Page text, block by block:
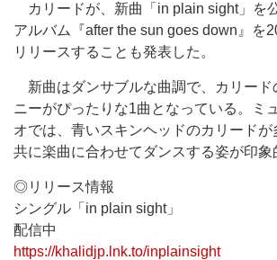
カリードが、新曲「in plain sight」を
アルバム『after the sun goes down』を
リリースすることも発表した。
新曲はダンサブルな曲調で、カリード
ニーがぴったりな1曲となっている。ミ
オでは、青いスキンヘッドのカリードが
共に楽曲に合わせてダンスする姿が印象
◎リリース情報
シングル「in plain sight」
配信中
https://khalidjp.lnk.to/inplainsight